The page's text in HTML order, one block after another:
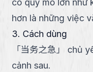
có quy mô lớn như
hơn là những việc
3. Cách dùng
「当务之急 」
chủ
cảnh sau.